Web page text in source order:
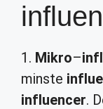
1. Mikro–
minste
influencer.